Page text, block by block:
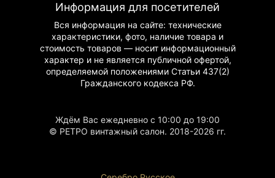
предприятия, новые районы и, конечно,
ленинградцы. Альбом является ценным
историческим документом, отражающим
атмосферу и быт города того времени.
Преимущества:
Редкое издание
Историческая ценность
Разнообразие тематики
Элемент коллекции фотодокументов
Информация для посетителей
Вся информация на сайте: технические
характеристики, фото, наличие товара и
стоимость товаров — носит информационный
характер и не является публичной офертой,
определяемой положениями Статьи 437(2)
Гражданскогокодекса РФ.
Ждём Вас ежедневно с 10:00 до 19:00
© РЕТРО винтажный салон. 2018-2026 гг.